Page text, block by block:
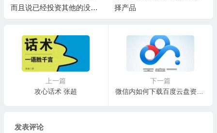
而且说已经投资其他的没有
择产品
上一篇
攻心话术 张超
下一篇
发表评论